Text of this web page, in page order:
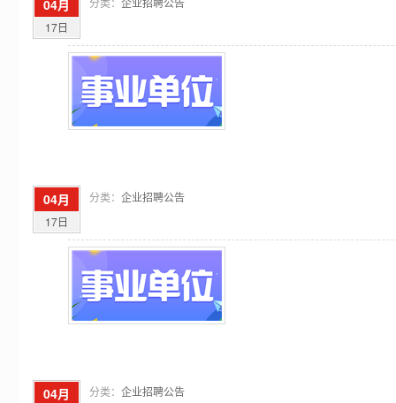
04月
17日
04月
17日
分类： 企业招聘公告
04月 分类： 企业招聘公告